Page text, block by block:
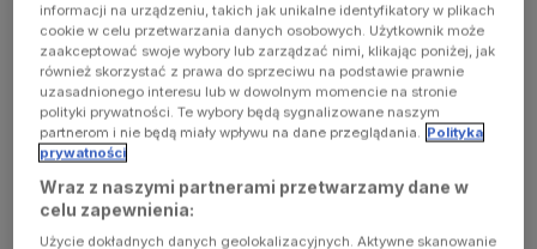
informacji na urządzeniu, takich jak unikalne identyfikatory w plikach
cookie w celu przetwarzania danych osobowych. Użytkownik może
zaakceptować swoje wybory lub zarządzać nimi, klikając poniżej, jak
również skorzystać z prawa do sprzeciwu na podstawie prawnie
uzasadnionego interesu lub w dowolnym momencie na stronie
polityki prywatności. Te wybory będą sygnalizowane naszym
partnerom i nie będą miały wpływu na dane przeglądania. Polityka
prywatności
Wraz z naszymi partnerami przetwarzamy dane w
celu zapewnienia:
Użycie dokładnych danych geolokalizacyjnych. Aktywne skanowanie